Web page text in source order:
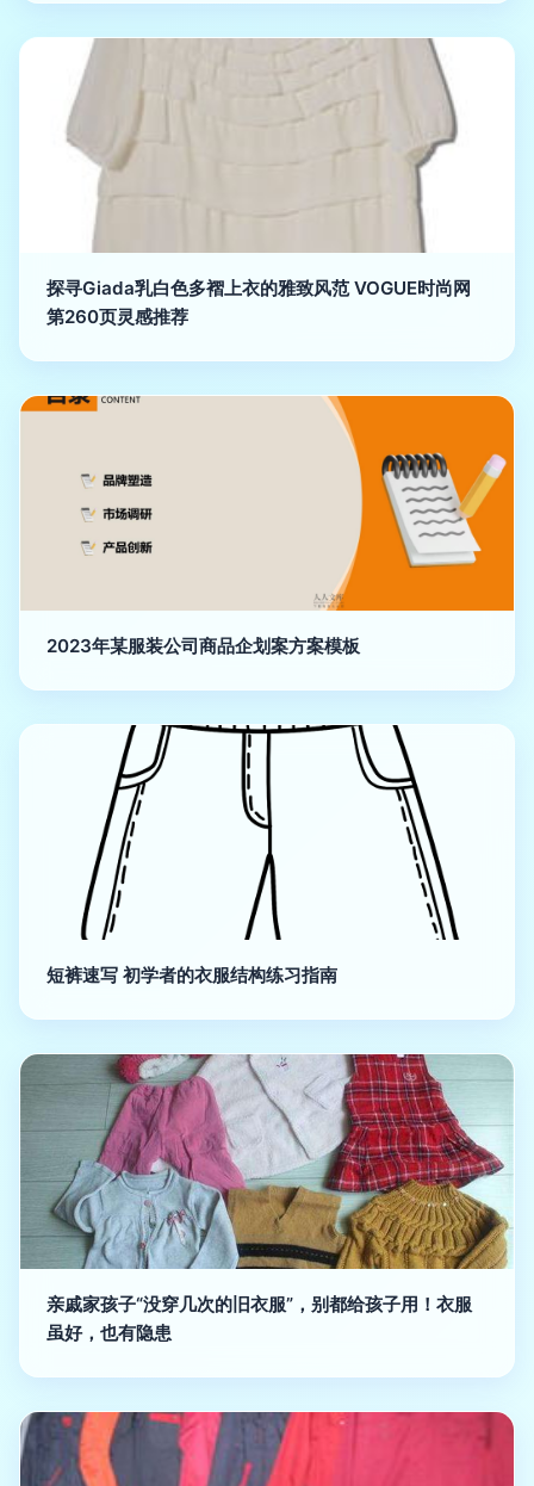
探寻Giada乳白色多褶上衣的雅致风范 VOGUE时尚网
第260页灵感推荐
2023年某服装公司商品企划案方案模板
短裤速写 初学者的衣服结构练习指南
亲戚家孩子“没穿几次的旧衣服”，别都给孩子用！衣服
虽好，也有隐患